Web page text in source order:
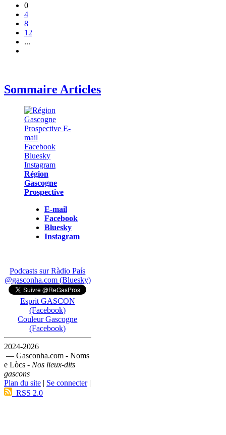
0
4
8
12
...
Sommaire Articles
Région
Gascogne
Prospective
E-mail
Facebook
Bluesky
Instagram
Podcasts sur Ràdio País
@gasconha.com (Bluesky)
Esprit GASCON
(Facebook)
Couleur Gascogne
(Facebook)
2024-2026
— Gasconha.com - Noms
e Lòcs - Nos lieux-dits
gascons
Plan du site
Se connecter|
RSS 2.0